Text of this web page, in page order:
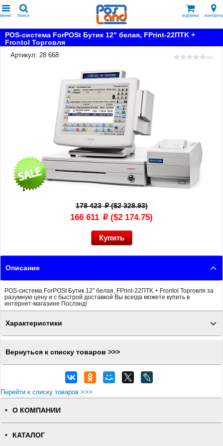
меню поиск корзина контакты
POS-система ForPOSt Бутик 12" белая, FPrint-22ПТK +
Frontol Торговля
Артикул: 28 668
( 0 )
178 423p($2 328.93)
166 611 p ($2 174.75)
Описание
POS-система ForPOSt Бутик 12" белая, FPrint-22ПТK + Frontol Торговля за
разумную цену и с быстрой доставкой Вы всегда можете купить в
интернет-магазине Послэнд!
Характеристики
Вернуться к списку товаров >>>
Перейти к списку товаров >>>
О КОМПАНИИ
КАТАЛОГ